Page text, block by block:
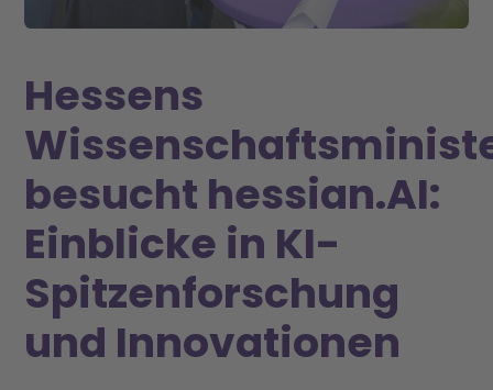
Hessens
besucht hessian.AI:
Einblicke in KI-
Spitzenforschung
und Innovationen